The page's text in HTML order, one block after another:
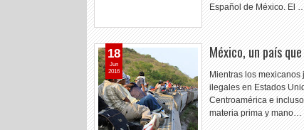
Español de México. El
México, un país
Mientras los
ilegales en Estados
Centroamérica e
materia prima y mano…
18
Jun
2016